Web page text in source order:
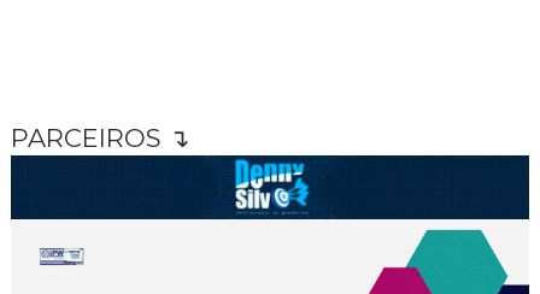
PARCEIROS ↴